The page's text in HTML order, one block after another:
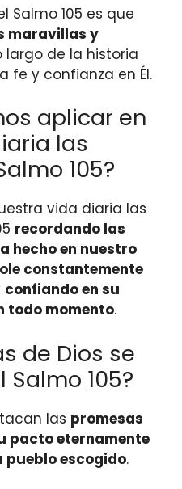
Salmo 105 es que
maravillas y
largo de la historia
fe y confianza en Él.
aplicar en
las
105?
vida diaria las
recordando las
hecho en nuestro
constantemente
confiando en su
todo momento.
de Dios se
105?
las promesas
pacto eternamente
pueblo escogido.